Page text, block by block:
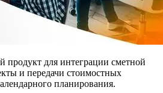
продукт для интеграции сметной
и передачи стоимостных
планирования.